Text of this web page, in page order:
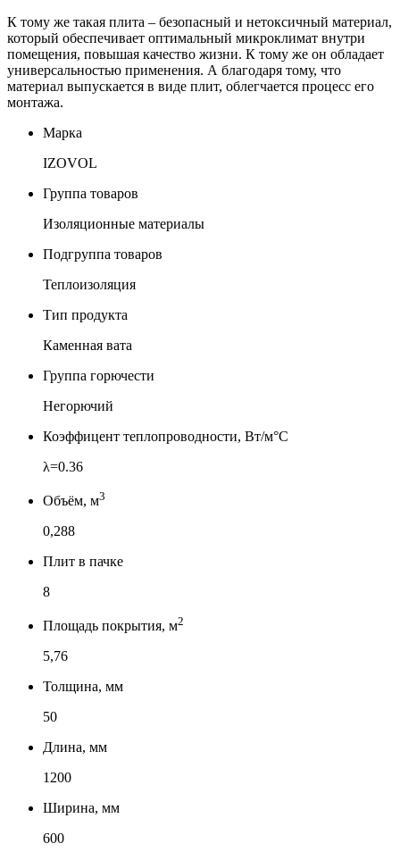
К тому же такая плита – безопасный и нетоксичный материал,
который обеспечивает оптимальный микроклимат внутри
помещения, повышая качество жизни. К тому же он обладает
универсальностью применения. А благодаря тому, что
материал выпускается в виде плит, облегчается процесс его
монтажа.
Марка
IZOVOL
Группа товаров
Изоляционные материалы
Подгруппа товаров
Теплоизоляция
Тип продукта
Каменная вата
Группа горючести
Негорючий
Коэффицент теплопроводности, Вт/м°С
λ=0.36
Объём, м3
0,288
Плит в пачке
8
Площадь покрытия, м2
5,76
Толщина, мм
50
Длина, мм
1200
Ширина, мм
600